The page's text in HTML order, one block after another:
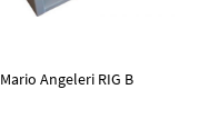
Mario Angeleri RIG B